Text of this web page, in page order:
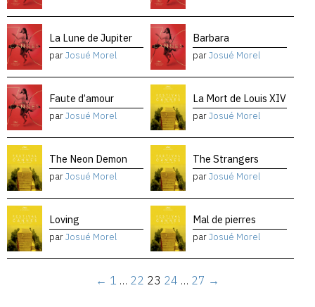
La Lune de Jupiter
parJosué Morel
Barbara
parJosué Morel
Faute d’amour
parJosué Morel
La Mort de Louis XIV
parJosué Morel
The Neon Demon
parJosué Morel
The Strangers
parJosué Morel
Loving
parJosué Morel
Mal de pierres
parJosué Morel
← 1 … 22 23 24 … 27 →